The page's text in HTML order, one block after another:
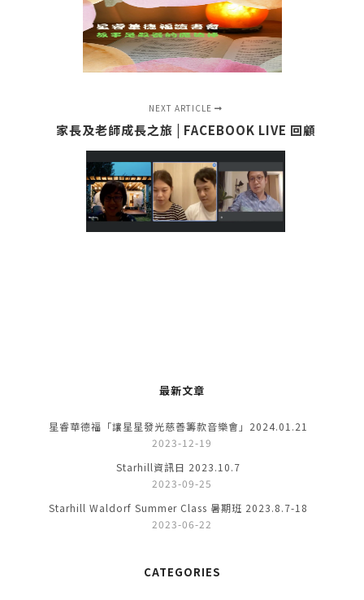
NEXT ARTICLE
家長及老師成長之旅 | FACEBOOK LIVE 回顧
最新文章
星睿華德福「讓星星發光慈善籌款音樂會」2024.01.21
2023-12-19
Starhill資訊日 2023.10.7
2023-09-25
Starhill Waldorf Summer Class 暑期班 2023.8.7-18
2023-06-22
CATEGORIES